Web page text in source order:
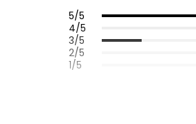
5/5
4/5
3/5
2/5
1/5